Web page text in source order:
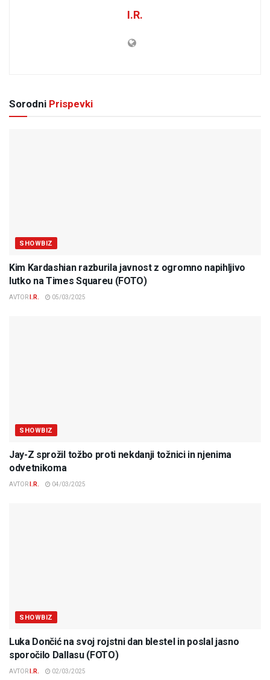
I.R.
Sorodni Prispevki
SHOWBIZ
Kim Kardashian razburila javnost z ogromno napihljivo
lutko na Times Squareu (FOTO)
AVTOR I.R. 05/03/2025
SHOWBIZ
Jay-Z sprožil tožbo proti nekdanji tožnici in njenima
odvetnikoma
AVTOR I.R. 04/03/2025
SHOWBIZ
Luka Dončić na svoj rojstni dan blestel in poslal jasno
sporočilo Dallasu (FOTO)
AVTOR I.R. 02/03/2025